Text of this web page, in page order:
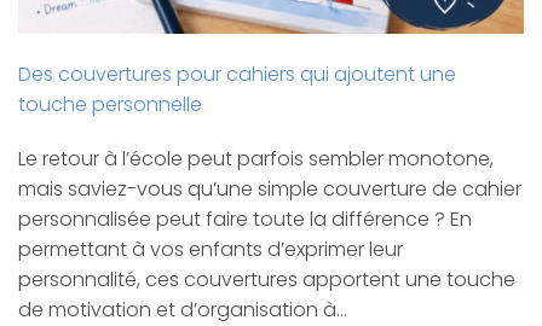
Des couvertures pour cahiers qui ajoutent une
touche personnelle
Le retour à l’école peut parfois sembler monotone,
mais saviez-vous qu’une simple couverture de cahier
personnalisée peut faire toute la différence ? En
permettant à vos enfants d’exprimer leur
personnalité, ces couvertures apportent une touche
de motivation et d’organisation à…